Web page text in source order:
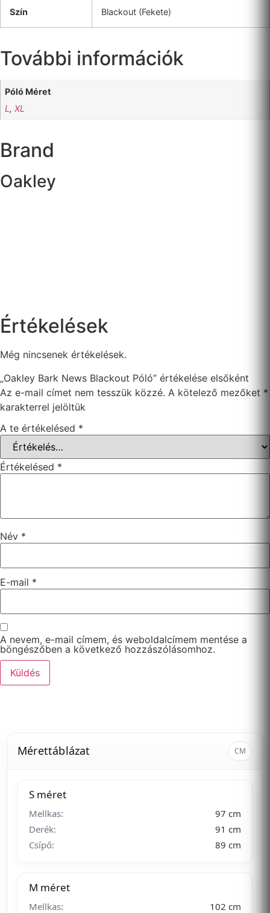
Szín Blackout (Fekete)
További információk
Póló Méret
L ,XL
Brand
Oakley
Értékelések
Még nincsenek értékelések.
„Oakley Bark News Blackout Póló” értékelése elsőként
Az e-mail címet nem tesszük közzé. A kötelező mezőket *
karakterrel jelöltük
A te értékelésed *
Értékelésed *
Név *
E-mail *
A nevem, e-mail címem, és weboldalcímem mentése a
böngészőben a következő hozzászólásomhoz.
Mérettáblázat CM
S méret
Mellkas:
97 cm
Derék:
91 cm
Csípő:
89 cm
M méret
Mellkas:
102 cm